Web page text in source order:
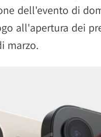
dell'evento di
all'apertura dei
marzo.